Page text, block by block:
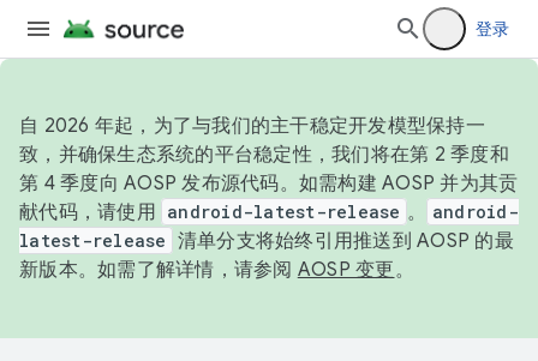
登录
自 2026 年起，为了与我们的主干稳定开发模型保持一
致，并确保生态系统的平台稳定性，我们将在第 2 季度和
第 4 季度向 AOSP 发布源代码。如需构建 AOSP 并为其贡
献代码，请使用 android-latest-release 。
android-
latest-release 清单分支将始终引用推送到 AOSP 的最
新版本。如需了解详情，请参阅 AOSP 变更。